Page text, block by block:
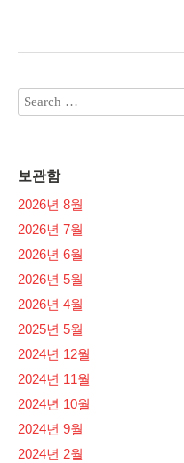
보관함
2026년 8월
2026년 7월
2026년 6월
2026년 5월
2026년 4월
2025년 5월
2024년 12월
2024년 11월
2024년 10월
2024년 9월
2024년 2월